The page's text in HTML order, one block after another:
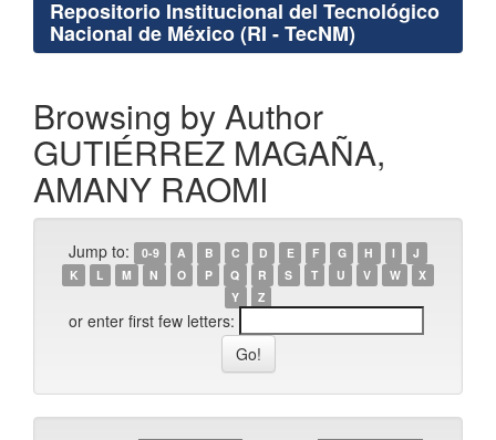
Repositorio Institucional del Tecnológico
Nacional de México (RI - TecNM)
Browsing by Author
GUTIÉRREZ MAGAÑA,
AMANY RAOMI
Jump to: 0-9 A B C D E F G H I
J
K
L M N O P Q R S T U V W
X
Y
Z
or enter first few letters: